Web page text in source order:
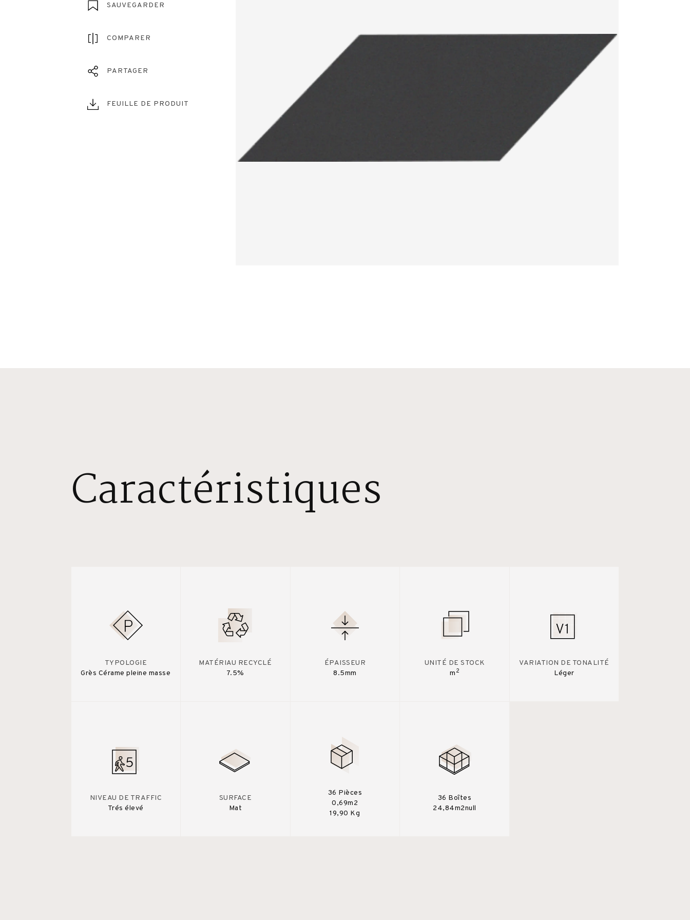
SAUVEGARDER
COMPARER
PARTAGER
FEUILLE DE PRODUIT
Caractéristiques
TYPOLOGIE
Grès Cérame pleine masse
MATÉRIAU RECYCLÉ
7.5%
ÉPAISSEUR
8.5mm
UNITÉ DE STOCK
m 2
VARIATION DE TONALITÉ
Léger
NIVEAU DE TRAFFIC
Trés élevé
SURFACE
Mat
36 Pièces
0,69m2
19,90 Kg
36 Boîtes
24,84m2null